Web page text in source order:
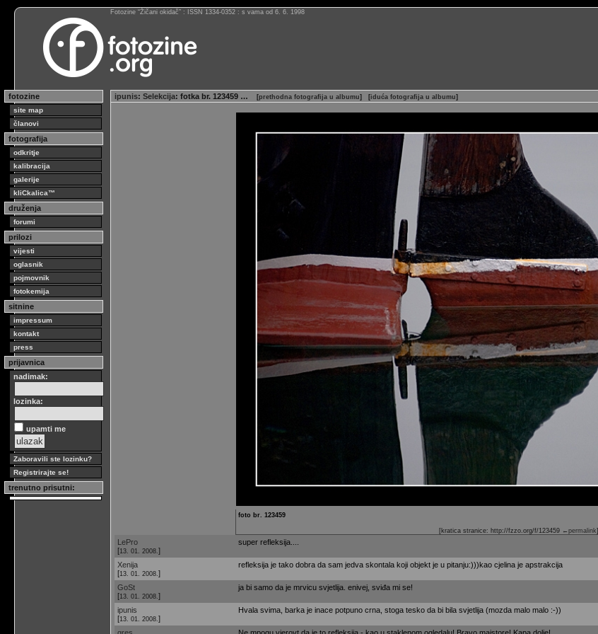
Fotozine “Žičani okidač” : ISSN 1334-0352 : s vama od 6. 6. 1998
fotozine
site map
članovi
fotografija
odkritje
kalibracija
galerije
kliCkalica™
druženja
forumi
prilozi
vijesti
oglasnik
pojmovnik
fotokemija
sitnine
impressum
kontakt
press
prijavnica
nadimak:
lozinka:
upamti me
Zaboravili ste lozinku?
Registrirajte se!
trenutno prisutni:
ipunis: Selekcija: fotka br. 123459 … [prethodna fotografija u albumu] [iduća fotografija u albumu]
foto br. 123459
[kratica stranice: http://fzzo.org/f/123459 ←permalink]
LePro
[13. 01. 2008. ]
super refleksija....
Xenija
[13. 01. 2008. ]
refleksija je tako dobra da sam jedva skontala koji objekt je u pitanju:)))kao cjelina je apstrakcija
GoSt
[13. 01. 2008. ]
ja bi samo da je mrvicu svjetlija. enivej, sviđa mi se!
ipunis
[13. 01. 2008. ]
Hvala svima, barka je inace potpuno crna, stoga tesko da bi bila svjetlija (mozda malo malo :-))